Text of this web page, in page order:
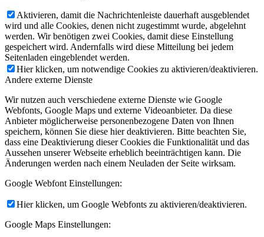
Aktivieren, damit die Nachrichtenleiste dauerhaft ausgeblendet
wird und alle Cookies, denen nicht zugestimmt wurde, abgelehnt
werden. Wir benötigen zwei Cookies, damit diese Einstellung
gespeichert wird. Andernfalls wird diese Mitteilung bei jedem
Seitenladen eingeblendet werden.
Hier klicken, um notwendige Cookies zu aktivieren/deaktivieren.
Andere externe Dienste
Wir nutzen auch verschiedene externe Dienste wie Google
Webfonts, Google Maps und externe Videoanbieter. Da diese
Anbieter möglicherweise personenbezogene Daten von Ihnen
speichern, können Sie diese hier deaktivieren. Bitte beachten Sie,
dass eine Deaktivierung dieser Cookies die Funktionalität und das
Aussehen unserer Webseite erheblich beeinträchtigen kann. Die
Änderungen werden nach einem Neuladen der Seite wirksam.
Google Webfont Einstellungen:
Hier klicken, um Google Webfonts zu aktivieren/deaktivieren.
Google Maps Einstellungen: